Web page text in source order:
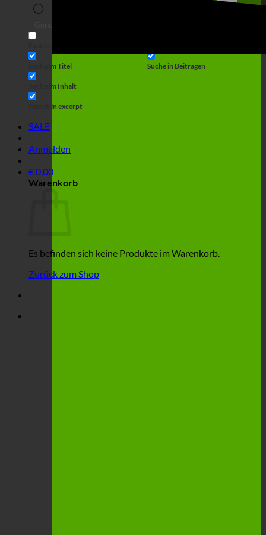
Suche im Titel
Suche im Inhalt
Search in excerpt
Suche in Beiträgen
SALE
Anmelden
€0,00
Warenkorb
Es befinden sich keine Produkte im Warenkorb.
Zurück zum Shop